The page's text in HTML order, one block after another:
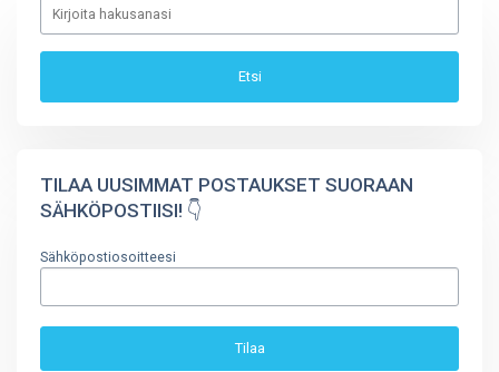
TILAA UUSIMMAT POSTAUKSET SUORAAN
SÄHKÖPOSTIISI! 👇
Sähköpostiosoitteesi